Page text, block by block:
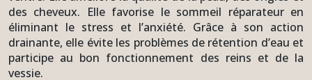
des cheveux. Elle favorise le sommeil réparateur en
éliminant le stress et l’anxiété. Grâce à son action
drainante, elle évite les problèmes de rétention d’eau et
participe au bon fonctionnement des reins et de la
vessie.